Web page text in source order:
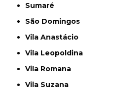
Sumaré
São Domingos
Vila Anastácio
Vila Leopoldina
Vila Romana
Vila Suzana